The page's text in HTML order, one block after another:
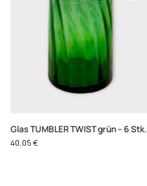
Glas TUMBLER TWIST grün – 6 Stk.
40,05 €